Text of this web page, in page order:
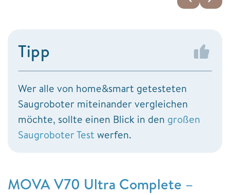
Tipp
Wer alle von home&smart getesteten
Saugroboter miteinander vergleichen
möchte, sollte einen Blick in den großen
Saugroboter Test werfen.
MOVA V70 Ultra Complete –